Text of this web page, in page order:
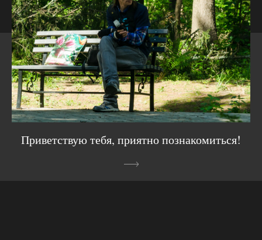
Приветствую тебя, приятно познакомиться!